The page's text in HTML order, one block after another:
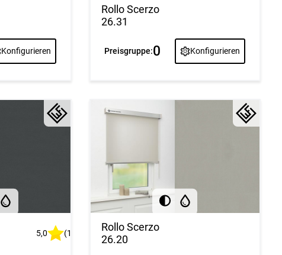
Konfigurieren
Rollo Scerzo
26.31
Konfigurieren
Preisgruppe:0
5,0 (1)
Rollo Scerzo
26.20